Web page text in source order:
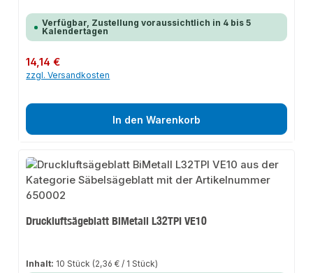
Verfügbar, Zustellung voraussichtlich in 4 bis 5
Kalendertagen
Regulärer Preis:
14,14 €
zzgl. Versandkosten
In den Warenkorb
Druckluftsägeblatt BiMetall L32TPI VE10
Inhalt: 10 Stück (2,36 € / 1 Stück)